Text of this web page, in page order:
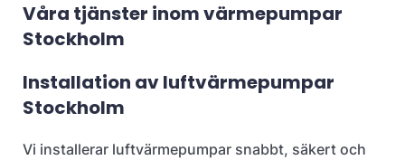
Våra tjänster inom värmepumpar
Stockholm
Installation av luftvärmepumpar
Stockholm
Vi installerar luftvärmepumpar snabbt, säkert och